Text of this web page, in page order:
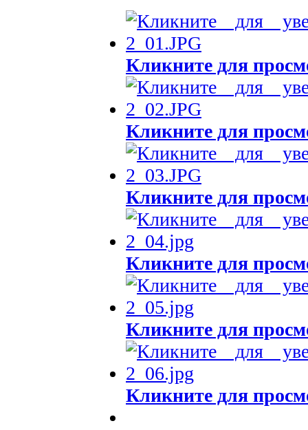
Кликните для
Кликните для
Кликните для
Кликните для
Кликните для
Кликните для